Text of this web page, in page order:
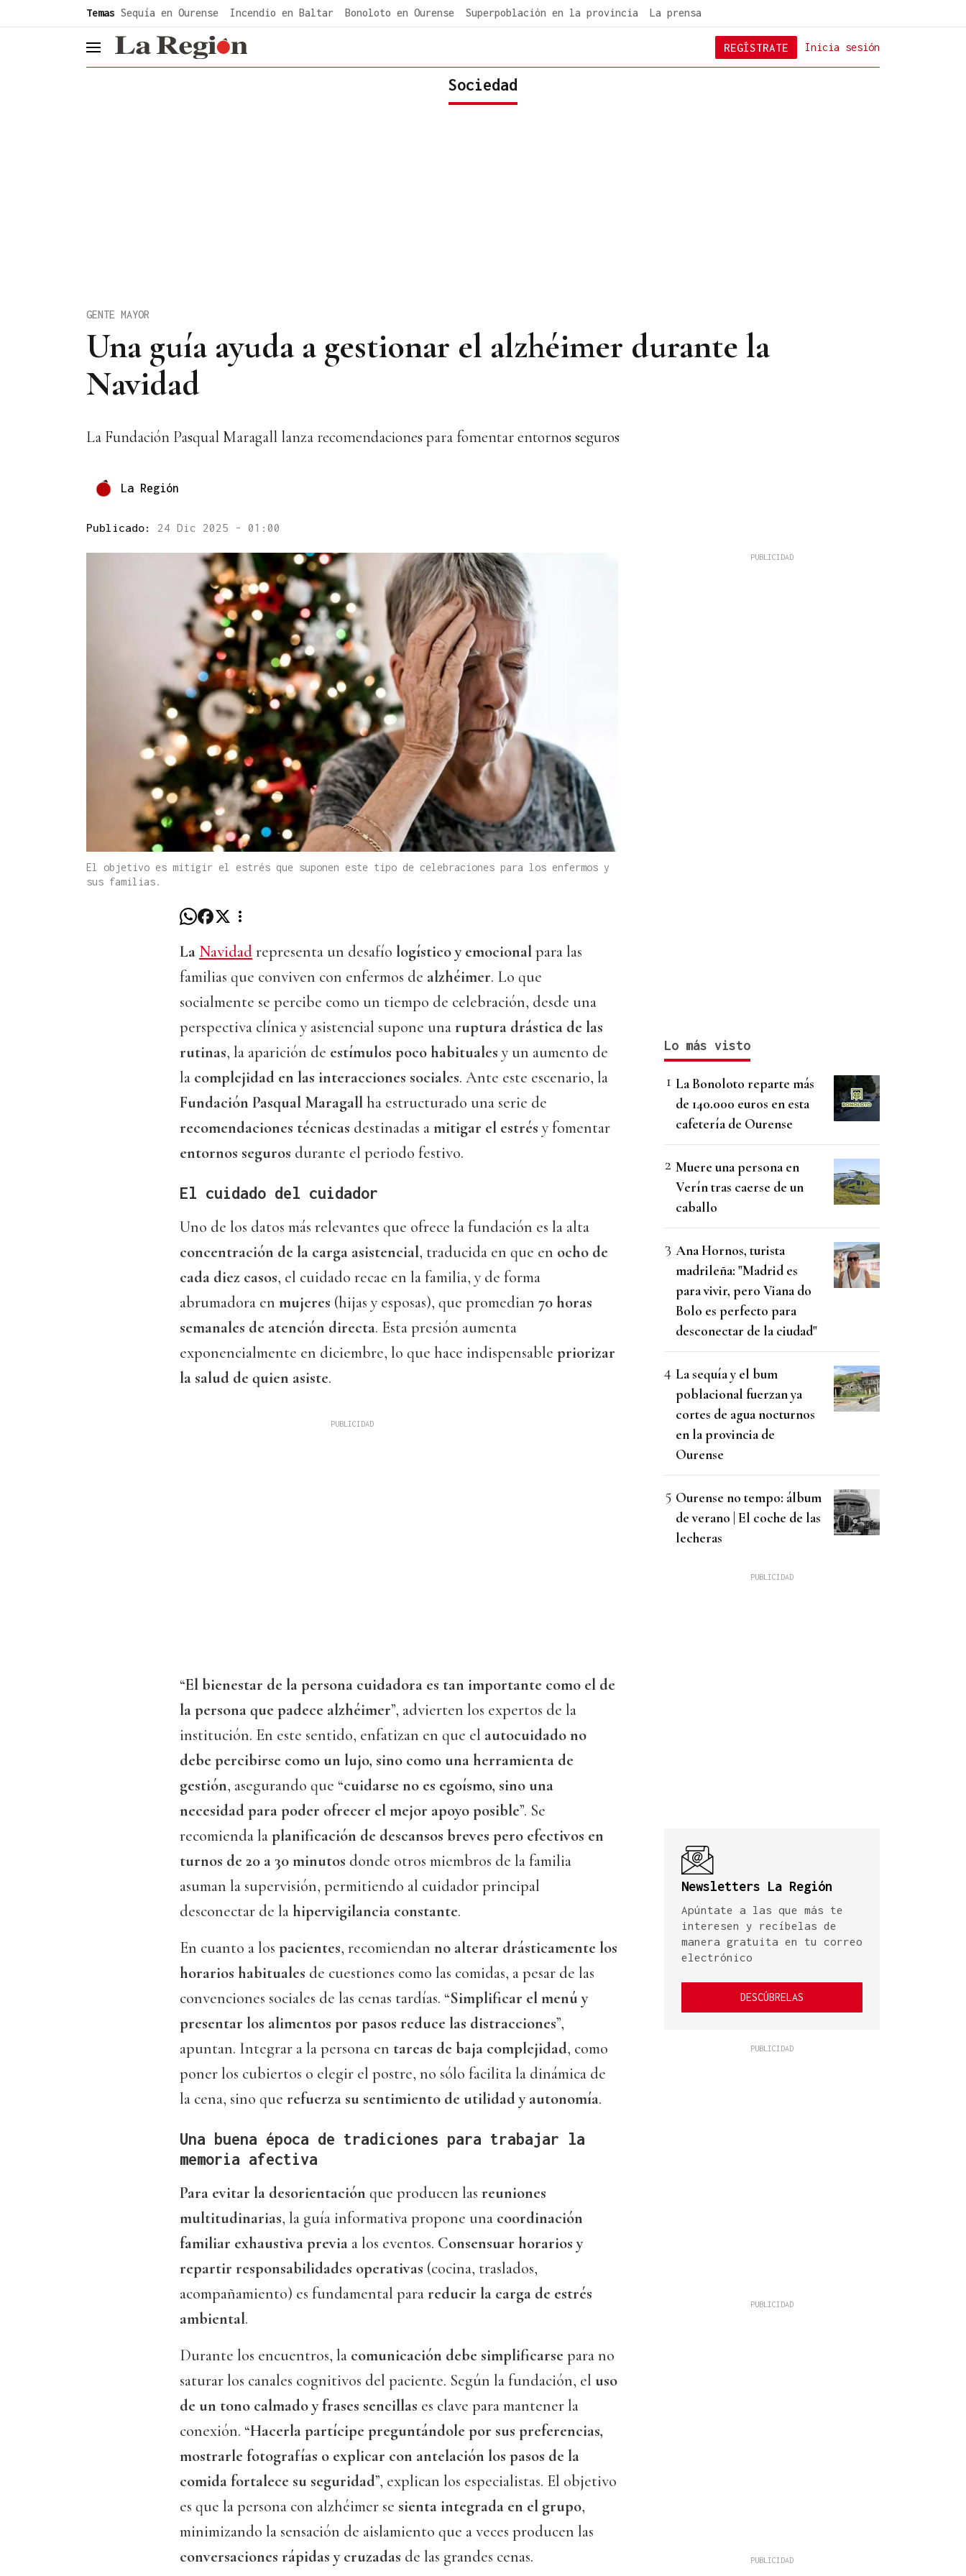
Temas Sequía en Ourense Incendio en Baltar Bonoloto en Ourense Superpoblación en la provincia La prensa
header.menu.open Inicia sesión
REGÍSTRATE
Sociedad
Una guía ayuda a gestionar el alzhéimer durante la
Navidad
GENTE MAYOR
La Fundación Pasqual Maragall lanza recomendaciones para fomentar entornos seguros
La Región
Publicado: 24 Dic 2025 - 01:00
El objetivo es mitigir el estrés que suponen este tipo de celebraciones para los enfermos y
sus familias.
La Navidadrepresenta un desafío logístico y emocionalpara las
familias que conviven con enfermos de alzhéimer. Lo que
socialmente se percibe como un tiempo de celebración, desde una
perspectiva clínica y asistencial supone unaruptura drástica de las
rutinas, la aparición de estímulos poco habituales y un aumento de
la complejidad en las interacciones sociales. Ante este escenario, la
Fundación Pasqual Maragallha estructurado una serie de
recomendaciones técnicas destinadas amitigar el estrés y fomentar
entornos seguros durante el periodo festivo.
El cuidado del cuidador
Uno de los datos más relevantes que ofrece la fundación es la alta
concentración de la carga asistencial, traducida en que en ocho de
cada diez casos, el cuidado recae en la familia, y de forma
abrumadora en mujeres (hijas y esposas), que promedian 70 horas
semanales de atención directa. Esta presión aumenta
exponencialmente en diciembre, lo que hace indispensable priorizar
la salud de quien asiste.
“El bienestar de la persona cuidadora es tan importante como el de
la persona que padece alzhéimer”, advierten los expertos de la
institución. En este sentido, enfatizan en que el autocuidado no
debe percibirse como un lujo, sino como una herramienta de
gestión, asegurando que “cuidarse no es egoísmo, sino una
necesidad para poder ofrecer el mejor apoyo posible”. Se
recomienda laplanificación de descansos breves pero efectivos en
turnos de 20 a 30 minutos donde otros miembros de la familia
asuman la supervisión, permitiendo al cuidador principal
desconectar de lahipervigilancia constante.
En cuanto a los pacientes, recomiendan no alterar drásticamente los
horarios habituales de cuestiones como las comidas, a pesar de las
convenciones sociales de las cenas tardías. “Simplificar el menú y
presentar los alimentos por pasos reduce las distracciones”,
apuntan. Integrar a la persona en tareas de baja complejidad, como
poner los cubiertos o elegir el postre, no sólo facilita la dinámica de
la cena, sino que refuerza su sentimiento de utilidad y autonomía.
Una buena época de tradiciones para trabajar la
memoria afectiva
Para evitar la desorientación que producen las reuniones
multitudinarias, la guía informativa propone una coordinación
familiar exhaustiva previa a los eventos. Consensuar horarios y
repartir responsabilidades operativas (cocina, traslados,
acompañamiento) es fundamental parareducir la carga de estrés
ambiental.
Durante los encuentros, la comunicación debe simplificarse para no
saturar los canales cognitivos del paciente. Según la fundación, el uso
de un tono calmado y frases sencillas es clave para mantener la
conexión. “Hacerla partícipe preguntándole por sus preferencias,
mostrarle fotografías o explicar con antelación los pasos de la
comida fortalece su seguridad”, explican los especialistas. El objetivo
es que la persona con alzhéimer se sienta integrada en el grupo,
minimizando la sensación de aislamiento que a veces producen las
conversaciones rápidas y cruzadas de las grandes cenas.
Lo más visto
La Bonoloto reparte más
de 140.000 euros en esta
cafetería de Ourense
Muere una persona en
Verín tras caerse de un
caballo
Ana Hornos, turista
madrileña: "Madrid es
para vivir, pero Viana do
Bolo es perfecto para
desconectar de la ciudad"
La sequía y el bum
poblacional fuerzan ya
cortes de agua nocturnos
en la provincia de
Ourense
Ourense no tempo: álbum
de verano | El coche de las
lecheras
Newsletters La Región
Apúntate a las que más te
interesen y recíbelas de
manera gratuita en tu correo
electrónico
DESCÚBRELAS